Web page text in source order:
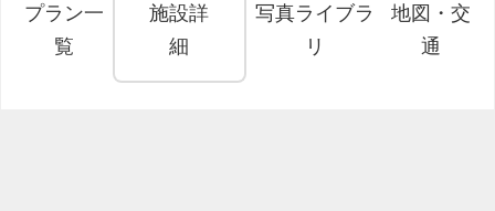
プラン一
覧
施設詳
細
写真ライブラ
リ
地図・交
通